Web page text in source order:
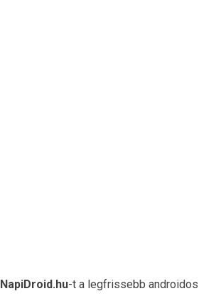
NapiDroid.hu-t a legfrissebb androidos